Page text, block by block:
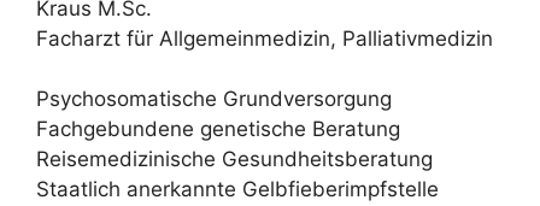
Kraus M.Sc.
Facharzt für Allgemeinmedizin, Palliativmedizin
Psychosomatische Grundversorgung
Fachgebundene genetische Beratung
Reisemedizinische Gesundheitsberatung
Staatlich anerkannte Gelbfieberimpfstelle